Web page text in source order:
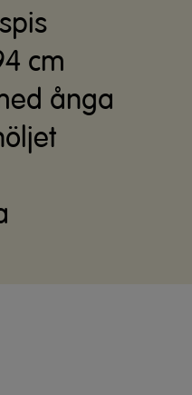
cm
ånga